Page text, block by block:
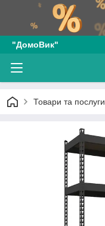
"ДомоВик"
Товари та послуги